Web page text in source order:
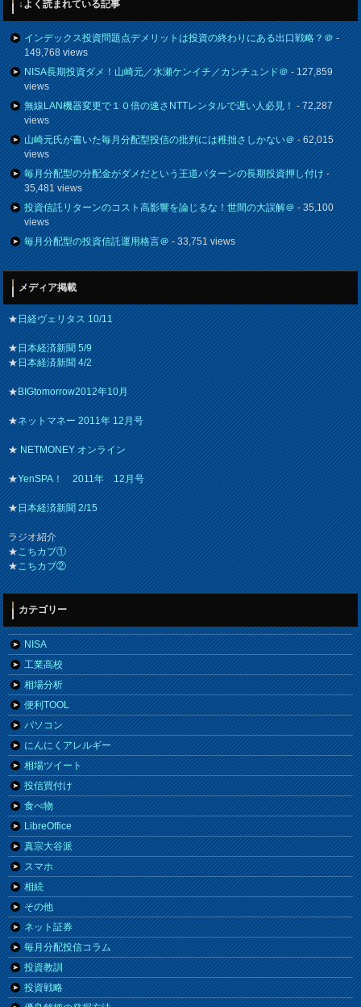
↓よく読まれている記事
インデックス投資問題点デメリットは投資の終わりにある出口戦略？＠-
149,768 views
NISA長期投資ダメ！山崎元／水瀬ケンイチ／カンチュンド＠- 127,859
views
無線LAN機器変更で１０倍の速さNTTレンタルで遅い人必見！- 72,287
views
山崎元氏が書いた毎月分配型投信の批判には稚拙さしかない＠- 62,015
views
毎月分配型の分配金がダメだという王道パターンの長期投資押し付け-
35,481 views
投資信託リターンのコスト高影響を論じるな！世間の大誤解＠- 35,100
views
毎月分配型の投資信託運用格言＠- 33,751 views
メディア掲載
★日経ヴェリタス 10/11
★日本経済新聞 5/9
★日本経済新聞 4/2
★BIGtomorrow2012年10月
★ネットマネー 2011年 12月号
★NETMONEY オンライン
★YenSPA！ 2011年 12月号
★日本経済新聞 2/15
ラジオ紹介
★こちカブ①
★こちカブ②
カテゴリー
NISA
工業高校
相場分析
便利TOOL
パソコン
にんにくアレルギー
相場ツイート
投信買付け
食べ物
LibreOffice
真宗大谷派
スマホ
相続
その他
ネット証券
毎月分配投信コラム
投資教訓
投資戦略